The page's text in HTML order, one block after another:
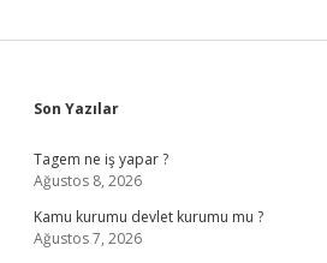
Sidebar
Son Yazılar
Tagem ne iş yapar ?
Ağustos 8, 2026
Kamu kurumu devlet kurumu mu ?
Ağustos 7, 2026